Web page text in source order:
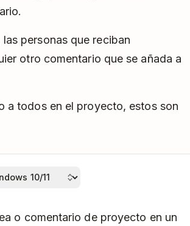
personas que reciban
otro comentario que se añada a
a todos en el proyecto, estos son
o comentario de proyecto en un